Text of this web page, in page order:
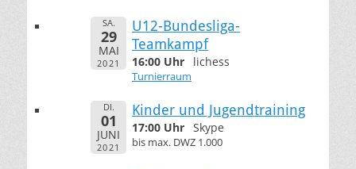
SA.
29
MAI
2021
U12-Bundesliga-
Teamkampf
16:00 Uhr lichess
Turnierraum
DI.
01
JUNI
2021
Kinder und Jugendtraining
17:00 Uhr Skype
bis max. DWZ 1.000